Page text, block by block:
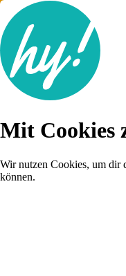
Lebenslauf
Karriere-Tipps
Mit Cookies
Wir nutzen Cookies, um dir
können.